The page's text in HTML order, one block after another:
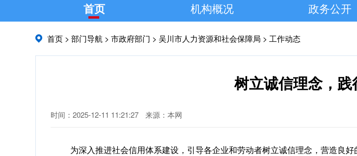
首页 机构概况 政务公开
首页 > 部门导航 > 市政府部门 > 吴川市人力资源和社会保障局 > 工作动态
树立诚信理念，
时间：2025-12-11 11:21:27 来源：本网
为深入推进社会信用体系建设，引导各企业和劳动者树立诚信理念，营造良好